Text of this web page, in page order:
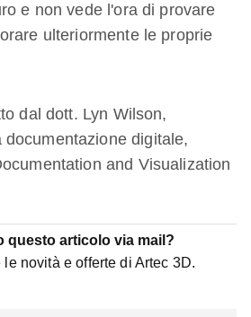
e non vede l'ora di provare
ulteriormente le proprie
dal dott. Lyn Wilson,
digitale,
and Visualization
questo articolo via mail?
novità e offerte di Artec 3D.